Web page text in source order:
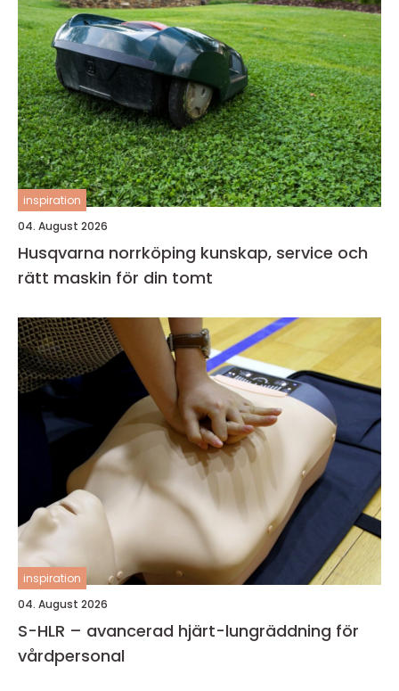
inspiration
04. August 2026
Husqvarna norrköping kunskap, service och
rätt maskin för din tomt
inspiration
04. August 2026
S-HLR – avancerad hjärt-lungräddning för
vårdpersonal